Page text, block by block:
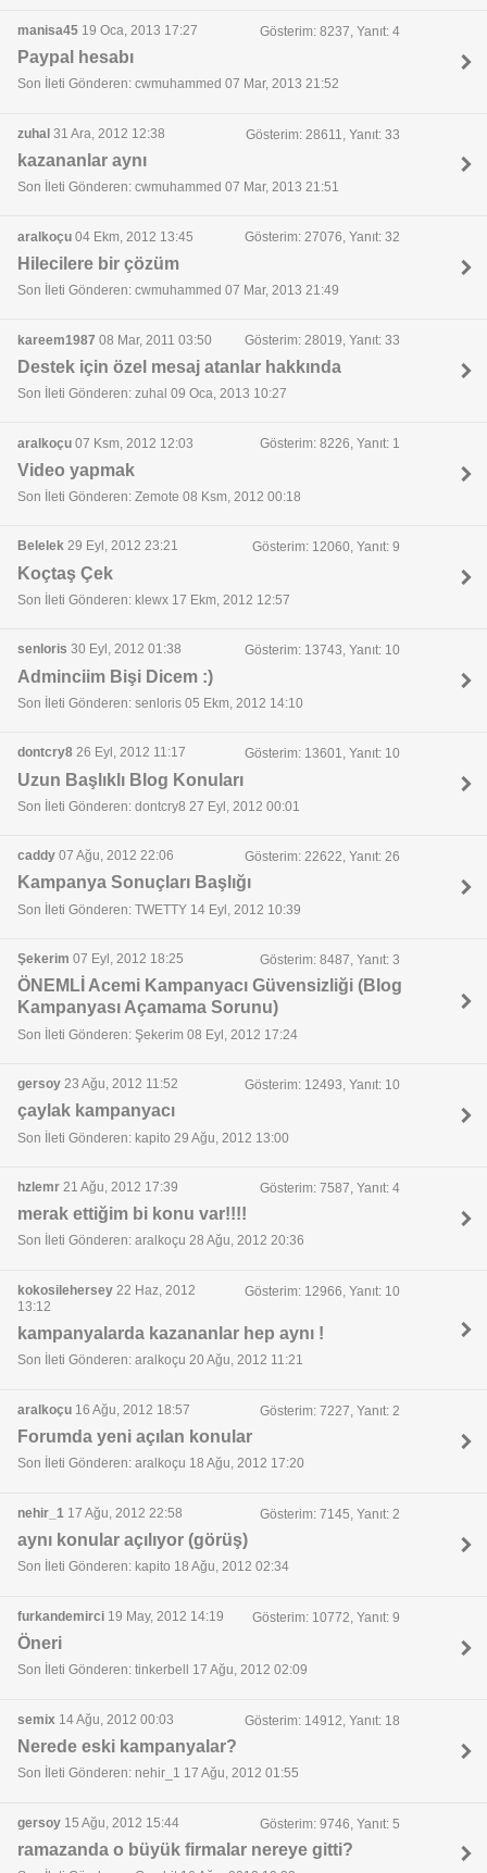
manisa45 19 Oca, 2013 17:27 Gösterim: 8237, Yanıt: 4
Paypal hesabı
Son İleti Gönderen: cwmuhammed 07 Mar, 2013 21:52
zuhal 31 Ara, 2012 12:38 Gösterim: 28611, Yanıt: 33
kazananlar aynı
Son İleti Gönderen: cwmuhammed 07 Mar, 2013 21:51
aralkoçu 04 Ekm, 2012 13:45 Gösterim: 27076, Yanıt: 32
Hilecilere bir çözüm
Son İleti Gönderen: cwmuhammed 07 Mar, 2013 21:49
kareem1987 08 Mar, 2011 03:50 Gösterim: 28019, Yanıt: 33
Destek için özel mesaj atanlar hakkında
Son İleti Gönderen: zuhal 09 Oca, 2013 10:27
aralkoçu 07 Ksm, 2012 12:03 Gösterim: 8226, Yanıt: 1
Video yapmak
Son İleti Gönderen: Zemote 08 Ksm, 2012 00:18
Belelek 29 Eyl, 2012 23:21 Gösterim: 12060, Yanıt: 9
Koçtaş Çek
Son İleti Gönderen: klewx 17 Ekm, 2012 12:57
senloris 30 Eyl, 2012 01:38 Gösterim: 13743, Yanıt: 10
Adminciim Bişi Dicem :)
Son İleti Gönderen: senloris 05 Ekm, 2012 14:10
dontcry8 26 Eyl, 2012 11:17 Gösterim: 13601, Yanıt: 10
Uzun Başlıklı Blog Konuları
Son İleti Gönderen: dontcry8 27 Eyl, 2012 00:01
caddy 07 Ağu, 2012 22:06 Gösterim: 22622, Yanıt: 26
Kampanya Sonuçları Başlığı
Son İleti Gönderen: TWETTY 14 Eyl, 2012 10:39
Şekerim 07 Eyl, 2012 18:25 Gösterim: 8487, Yanıt: 3
ÖNEMLİ Acemi Kampanyacı Güvensizliği (Blog
Kampanyası Açamama Sorunu)
Son İleti Gönderen: Şekerim 08 Eyl, 2012 17:24
gersoy 23 Ağu, 2012 11:52 Gösterim: 12493, Yanıt: 10
çaylak kampanyacı
Son İleti Gönderen: kapito 29 Ağu, 2012 13:00
hzlemr 21 Ağu, 2012 17:39 Gösterim: 7587, Yanıt: 4
merak ettiğim bi konu var!!!!
Son İleti Gönderen: aralkoçu 28 Ağu, 2012 20:36
kokosilehersey 22 Haz, 2012
13:12
Gösterim: 12966, Yanıt: 10
kampanyalarda kazananlar hep aynı !
Son İleti Gönderen: aralkoçu 20 Ağu, 2012 11:21
aralkoçu 16 Ağu, 2012 18:57 Gösterim: 7227, Yanıt: 2
Forumda yeni açılan konular
Son İleti Gönderen: aralkoçu 18 Ağu, 2012 17:20
nehir_1 17 Ağu, 2012 22:58 Gösterim: 7145, Yanıt: 2
aynı konular açılıyor (görüş)
Son İleti Gönderen: kapito 18 Ağu, 2012 02:34
furkandemirci 19 May, 2012 14:19 Gösterim: 10772, Yanıt: 9
Öneri
Son İleti Gönderen: tinkerbell 17 Ağu, 2012 02:09
semix 14 Ağu, 2012 00:03 Gösterim: 14912, Yanıt: 18
Nerede eski kampanyalar?
Son İleti Gönderen: nehir_1 17 Ağu, 2012 01:55
gersoy 15 Ağu, 2012 15:44 Gösterim: 9746, Yanıt: 5
ramazanda o büyük firmalar nereye gitti?